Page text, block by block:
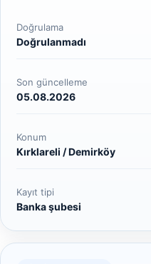
Doğrulama
Doğrulanmadı
Son güncelleme
05.08.2026
Konum
Kırklareli / Demirköy
Kayıt tipi
Banka şubesi